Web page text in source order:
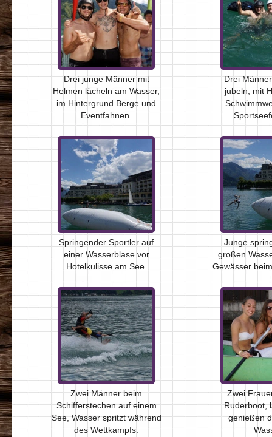
Drei junge Männer mit
Helmen lächeln am Wasser,
im Hintergrund Berge und
Eventfahnen.
Drei
jubeln, mit
Springender Sportler auf
einer Wasserblase vor
Hotelkulisse am See.
Junge
großen
Gewässer
Zwei Männer beim
Schifferstechen auf einem
See, Wasser spritzt während
des Wettkampfs.
Zwei
Ruderboot,
genießen